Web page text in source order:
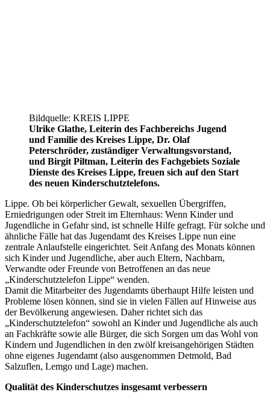
Bildquelle: KREIS LIPPE
Ulrike Glathe, Leiterin des Fachbereichs Jugend
und Familie des Kreises Lippe, Dr. Olaf
Peterschröder, zuständiger Verwaltungsvorstand,
und Birgit Piltman, Leiterin des Fachgebiets Soziale
Dienste des Kreises Lippe, freuen sich auf den Start
des neuen Kinderschutztelefons.
Lippe. Ob bei körperlicher Gewalt, sexuellen Übergriffen,
Erniedrigungen oder Streit im Elternhaus: Wenn Kinder und
Jugendliche in Gefahr sind, ist schnelle Hilfe gefragt. Für solche und
ähnliche Fälle hat das Jugendamt des Kreises Lippe nun eine
zentrale Anlaufstelle eingerichtet. Seit Anfang des Monats können
sich Kinder und Jugendliche, aber auch Eltern, Nachbarn,
Verwandte oder Freunde von Betroffenen an das neue
„Kinderschutztelefon Lippe“ wenden.
Damit die Mitarbeiter des Jugendamts überhaupt Hilfe leisten und
Probleme lösen können, sind sie in vielen Fällen auf Hinweise aus
der Bevölkerung angewiesen. Daher richtet sich das
„Kinderschutztelefon“ sowohl an Kinder und Jugendliche als auch
an Fachkräfte sowie alle Bürger, die sich Sorgen um das Wohl von
Kindern und Jugendlichen in den zwölf kreisangehörigen Städten
ohne eigenes Jugendamt (also ausgenommen Detmold, Bad
Salzuflen, Lemgo und Lage) machen.
Qualität des Kinderschutzes insgesamt verbessern